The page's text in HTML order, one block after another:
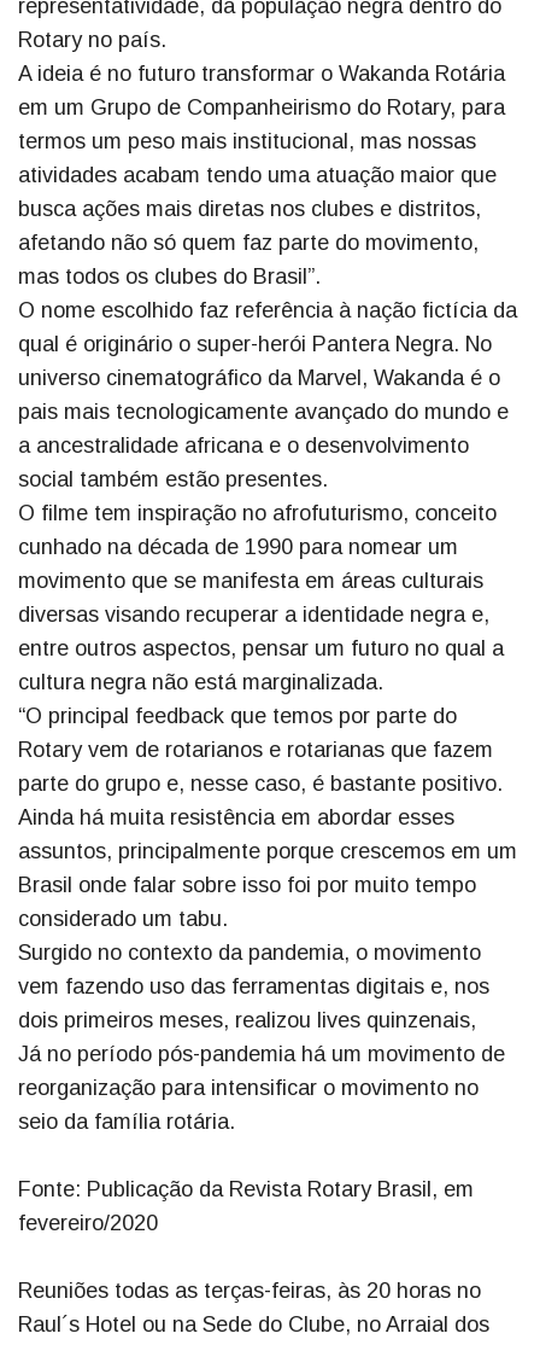
representatividade, da população negra dentro do
Rotary no país.
A ideia é no futuro transformar o Wakanda Rotária
em um Grupo de Companheirismo do Rotary, para
termos um peso mais institucional, mas nossas
atividades acabam tendo uma atuação maior que
busca ações mais diretas nos clubes e distritos,
afetando não só quem faz parte do movimento,
mas todos os clubes do Brasil”.
O nome escolhido faz referência à nação fictícia da
qual é originário o super-herói Pantera Negra. No
universo cinematográfico da Marvel, Wakanda é o
pais mais tecnologicamente avançado do mundo e
a ancestralidade africana e o desenvolvimento
social também estão presentes.
O filme tem inspiração no afrofuturismo, conceito
cunhado na década de 1990 para nomear um
movimento que se manifesta em áreas culturais
diversas visando recuperar a identidade negra e,
entre outros aspectos, pensar um futuro no qual a
cultura negra não está marginalizada.
“O principal feedback que temos por parte do
Rotary vem de rotarianos e rotarianas que fazem
parte do grupo e, nesse caso, é bastante positivo.
Ainda há muita resistência em abordar esses
assuntos, principalmente porque crescemos em um
Brasil onde falar sobre isso foi por muito tempo
considerado um tabu.
Surgido no contexto da pandemia, o movimento
vem fazendo uso das ferramentas digitais e, nos
dois primeiros meses, realizou lives quinzenais,
Já no período pós-pandemia há um movimento de
reorganização para intensificar o movimento no
seio da família rotária.
Fonte: Publicação da Revista Rotary Brasil, em
fevereiro/2020
Reuniões todas as terças-feiras, às 20 horas no
Raul´s Hotel ou na Sede do Clube, no Arraial dos